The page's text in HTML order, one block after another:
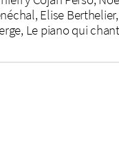
Elise
Le piano qui